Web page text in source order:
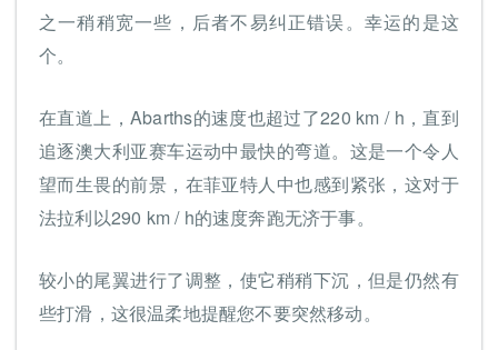
之一稍稍宽一些，后者不易纠正错误。幸运的是这
个。
在直道上，Abarths的速度也超过了220 km / h，直到
追逐澳大利亚赛车运动中最快的弯道。这是一个令人
望而生畏的前景，在菲亚特人中也感到紧张，这对于
法拉利以290 km / h的速度奔跑无济于事。
较小的尾翼进行了调整，使它稍稍下沉，但是仍然有
些打滑，这很温柔地提醒您不要突然移动。